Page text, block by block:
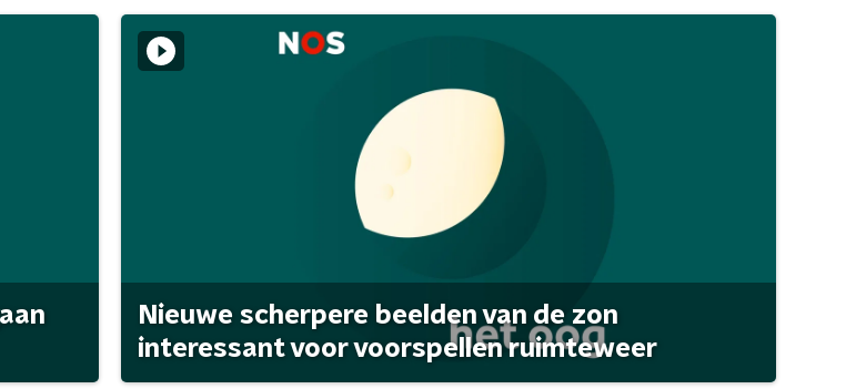
Nieuwe scherpere beelden van de zon
interessant voor voorspellen ruimteweer